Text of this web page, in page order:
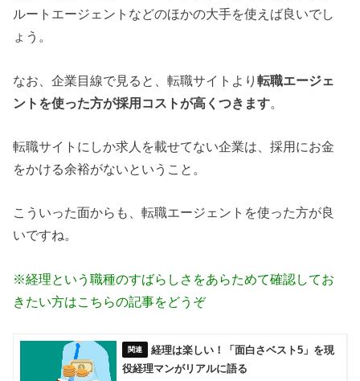
ルートエージェントなどのほかの大手を使えば良いでし
ょう。
なお、企業目線で見ると、転職サイトより転職エージェ
ントを使った方が採用コストが高くつきます
転職サイトにしか求人を載せてない企業は、採用にお金
をかける余裕がないということ。
こういった面からも、転職エージェントを使った方が良
いですね。
※経理という職種のすばらしさをあらためて確認してお
きたい方はこちらの記事をどうぞ
経理は楽しい！「面白さベスト5」を現
役経理マンがリアルに語る